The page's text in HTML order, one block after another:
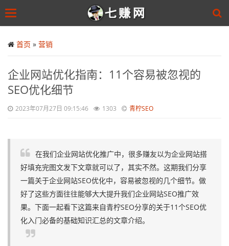
to
main
Toggle
首页 » 营销
企业网站优化指南：11个容易被忽视的
SEO优化细节
2023年07月27日 09:15:46 1303 青柠SEO
在我们企业网站优化推广中，很多赚友以为企业网站搭
好填充完图文发下文章就可以了，其实不然。这期我们分享
一篇关于企业网站SEO优化中，容易被忽视的几个细节。做
好了这些方面往往能够大大提升我们企业网站SEO推广效
果。下面一起看下这篇来自青柠SEO分享的关于11个SEO优
化入门必备的基础知识汇总的文章介绍。